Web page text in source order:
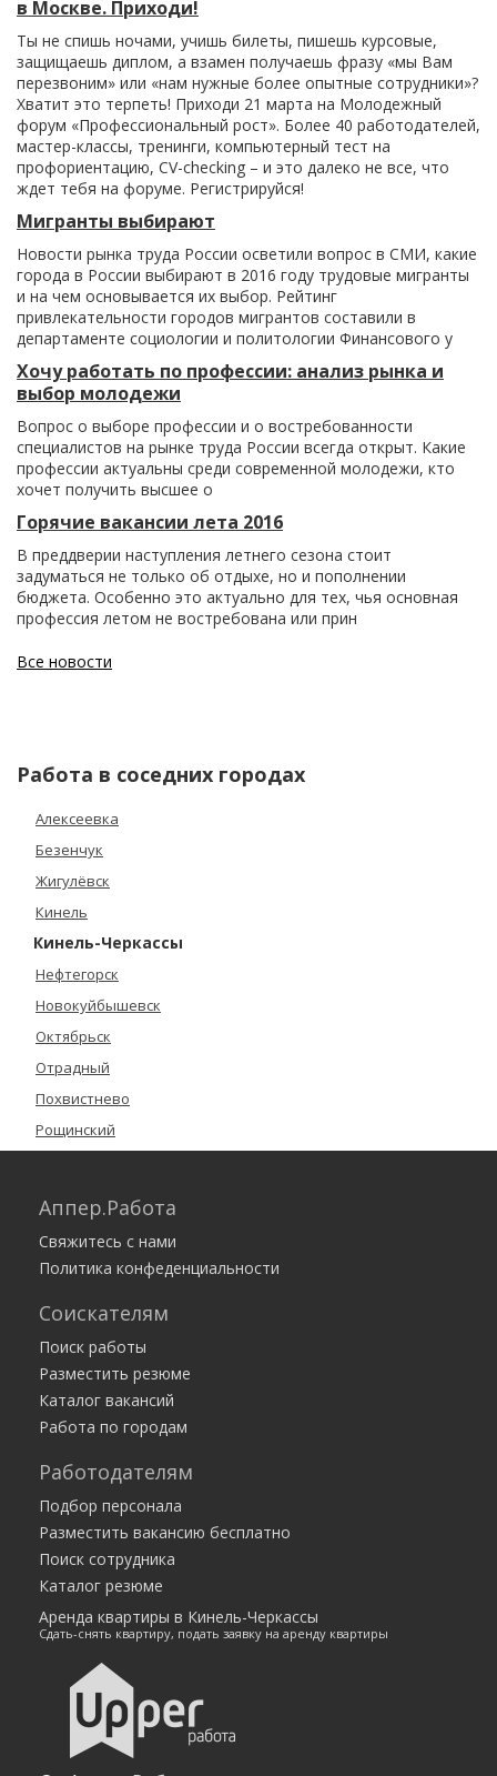
в Москве. Приходи!
Ты не спишь ночами, учишь билеты, пишешь курсовые,
защищаешь диплом, а взамен получаешь фразу «мы Вам
перезвоним» или «нам нужные более опытные сотрудники»?
Хватит это терпеть! Приходи 21 марта на Молодежный
форум «Профессиональный рост». Более 40 работодателей,
мастер-классы, тренинги, компьютерный тест на
профориентацию, CV-checking – и это далеко не все, что
ждет тебя на форуме. Регистрируйся!
Мигранты выбирают
Новости рынка труда России осветили вопрос в СМИ, какие
города в России выбирают в 2016 году трудовые мигранты
и на чем основывается их выбор. Рейтинг
привлекательности городов мигрантов составили в
департаменте социологии и политологии Финансового у
Хочу работать по профессии: анализ рынка и
выбор молодежи
Вопрос о выборе профессии и о востребованности
специалистов на рынке труда России всегда открыт. Какие
профессии актуальны среди современной молодежи, кто
хочет получить высшее о
Горячие вакансии лета 2016
В преддверии наступления летнего сезона стоит
задуматься не только об отдыхе, но и пополнении
бюджета. Особенно это актуально для тех, чья основная
профессия летом не востребована или прин
Все новости
Работа в соседних городах
Алексеевка
Безенчук
Жигулёвск
Кинель
Кинель-Черкассы
Нефтегорск
Новокуйбышевск
Октябрьск
Отрадный
Похвистнево
Рощинский
Сызрань
Тольятти
Усть-Кинельский
Чапаевск
Все города
Аппер.Работа
Свяжитесь с нами
Политика конфеденциальности
Соискателям
Поиск работы
Разместить резюме
Каталог вакансий
Работа по городам
Работодателям
Подбор персонала
Разместить вакансию бесплатно
Поиск сотрудника
Каталог резюме
Аренда квартиры в Кинель-Черкассы
Сдать-снять квартиру, подать заявку на аренду квартиры